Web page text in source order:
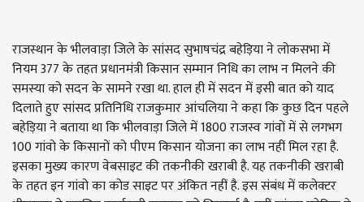
राजस्थान के भीलवाड़ा जिले के सांसद सुभाषचंद्र बहेड़िया ने लोकसभा में
नियम 377 के तहत प्रधानमंत्री किसान सम्मान निधि का लाभ न मिलने की
समस्या को सदन के सामने रखा था. हाल ही में सदन में इसी बात को याद
दिलाते हुए सांसद प्रतिनिधि राजकुमार आंचलिया ने कहा कि कुछ दिन पहले
बहेड़िया ने बताया था कि भीलवाड़ा जिले में 1800 राजस्व गांवों में से लगभग
100 गांवो के किसानों को पीएम किसान योजना का लाभ नहीं मिल रहा है.
इसका मुख्य कारण वेबसाइट की तकनीकी खराबी है. यह तकनीकी खराबी
के तहत इन गांवो का कोड साइट पर अंकित नहीं है. इस संबंध में कलेक्टर